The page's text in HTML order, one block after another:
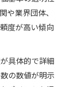
や業界団体、
度が高い傾向
具体的で詳細
の数値が明示